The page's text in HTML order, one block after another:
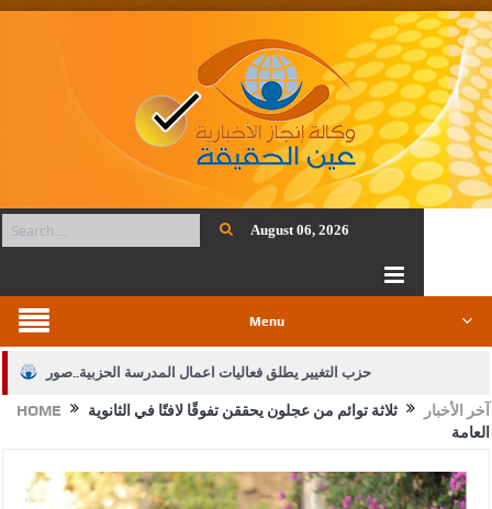
August 06, 2026
Menu
حزب التغيير يطلق فعاليات اعمال المدرسة الحزبية..صور
الجيش يفتح باب التجنيد لحملة البكالوريوس في الحقوق والقانون
الإسلامية والمسيحية
HOME آخر الأخبار
ثلاثة توائم من عجلون يحققن تفوقًا لافتًا في الثانوية
العامة